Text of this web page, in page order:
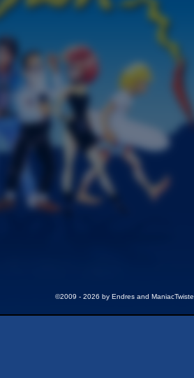
©2009 - 2026 by Endres and